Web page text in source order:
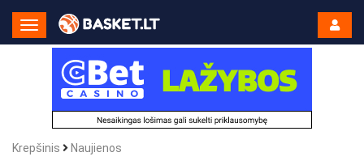
Toggle
Navigation
Krepšinis Naujienos